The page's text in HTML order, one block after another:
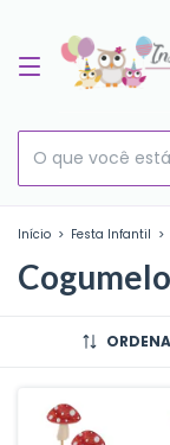
Início > Festa Infantil >